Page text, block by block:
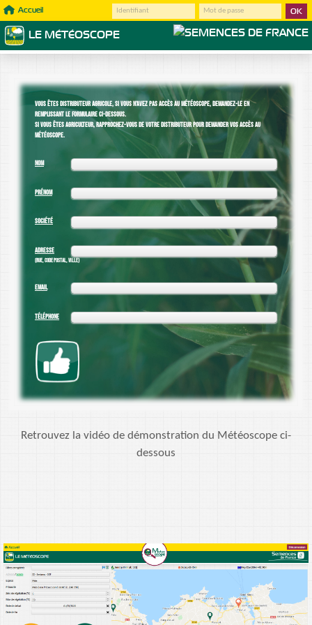
Accueil
LE MÉTÉOSCOPE
VOUS ÊTES DISTRIBUTEUR AGRICOLE, SI VOUS N'AVEZ PAS ACCÈS AU MÉTÉOSCOPE, DEMANDEZ-LE EN
REMPLISSANT LE FORMULAIRE CI-DESSOUS.
SI VOUS ÊTES AGRICULTEUR, RAPPROCHEZ-VOUS DE VOTRE DISTRIBUTEUR POUR DEMANDER VOS ACCÈS AU
MÉTÉOSCOPE.
NOM
PRÉNOM
SOCIÉTÉ
ADRESSE
(RUE, CODE POSTAL, VILLE)
EMAIL
TÉLÉPHONE
Retrouvez la vidéo de démonstration du Météoscope ci-
dessous